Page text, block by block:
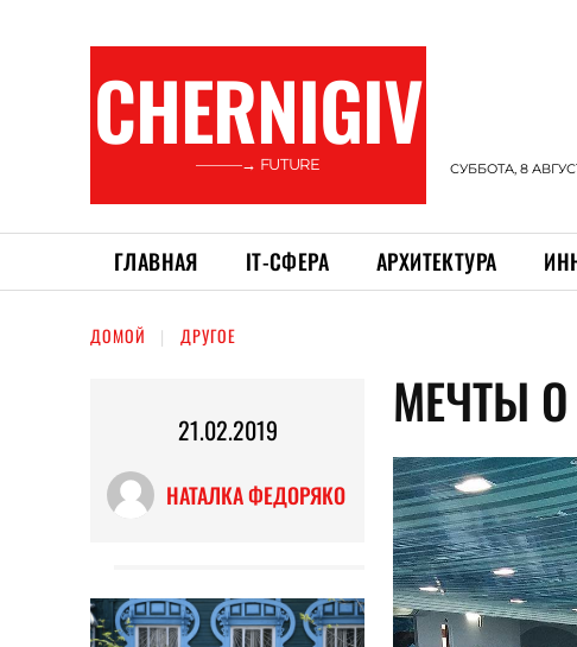
CHERNIGIV
———→ FUTURE СУББОТА, 8
ГЛАВНАЯ ІТ-СФЕРА АРХИТЕКТУРА
ДОМОЙ ДРУГОЕ
21.02.2019
НАТАЛКА ФЕДОРЯКО
МЕЧТЫ